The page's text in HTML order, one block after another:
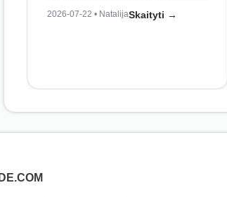
2026-07-22 • NatalijaSkaityti →